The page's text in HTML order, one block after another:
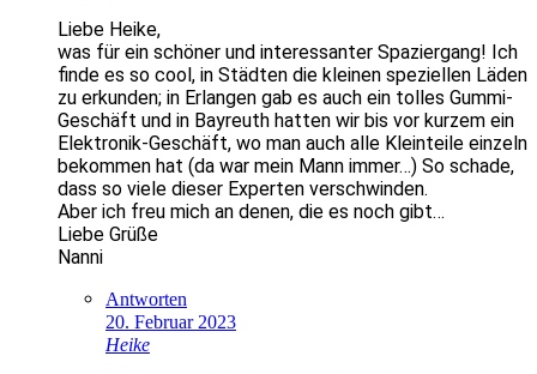
Liebe Heike,
was für ein schöner und interessanter Spaziergang! Ich
finde es so cool, in Städten die kleinen speziellen Läden
zu erkunden; in Erlangen gab es auch ein tolles Gummi-
Geschäft und in Bayreuth hatten wir bis vor kurzem ein
Elektronik-Geschäft, wo man auch alle Kleinteile einzeln
bekommen hat (da war mein Mann immer…) So schade,
dass so viele dieser Experten verschwinden.
Aber ich freu mich an denen, die es noch gibt…
Liebe Grüße
Nanni
Antworten
20. Februar 2023
Heike